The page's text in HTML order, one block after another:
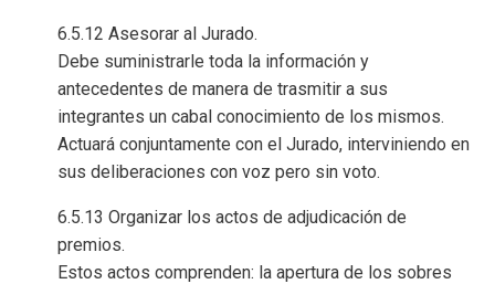
6.5.12 Asesorar al Jurado.
Debe suministrarle toda la información y
antecedentes de manera de trasmitir a sus
integrantes un cabal conocimiento de los mismos.
Actuará conjuntamente con el Jurado, interviniendo en
sus deliberaciones con voz pero sin voto.
6.5.13 Organizar los actos de adjudicación de
premios.
Estos actos comprenden: la apertura de los sobres